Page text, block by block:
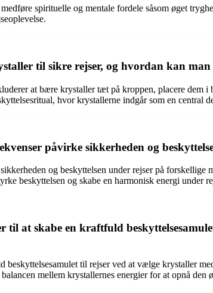
spirituelle og mentale fordele såsom øget
til sikre rejser, og hvordan kan man
at bære krystaller tæt på kroppen, placere dem
hvor krystallerne indgår som en central
påvirke sikkerheden og
og beskyttelsen under rejser på
beskyttelsen og skabe en harmonisk energi under
at skabe en kraftfuld
til rejser ved at vælge krystaller
mellem krystallernes energier for at opnå den